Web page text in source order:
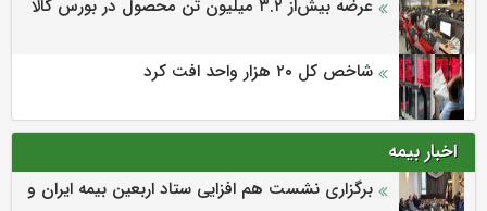
عرضه بیش‌از ۳.۲ میلیون تن محصول در بورس کالا
شاخص کل ۲۰ هزار واحد افت کرد
اخبار بیمه
برگزاری نشست هم افزایی ستاد اربعین بیمه ایران و